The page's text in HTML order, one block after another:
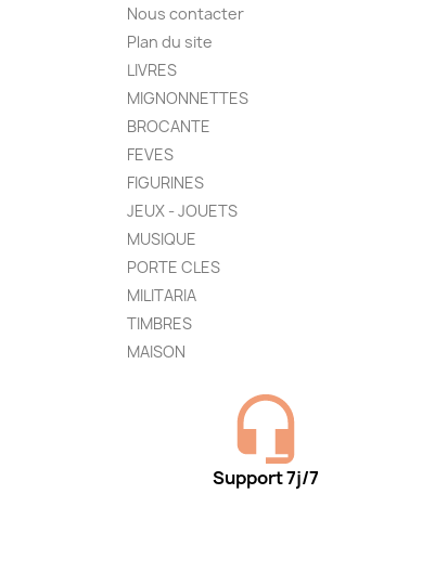
Nous contacter
Plan du site
LIVRES
MIGNONNETTES
BROCANTE
FEVES
FIGURINES
JEUX - JOUETS
MUSIQUE
PORTE CLES
MILITARIA
TIMBRES
MAISON
Support 7j/7